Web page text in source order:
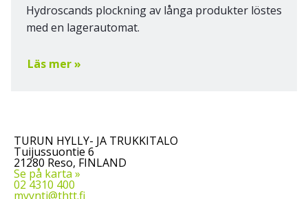
Hydroscands plockning av långa produkter löstes
med en lagerautomat.
Läs mer »
TURUN HYLLY- JA TRUKKITALO
Tuijussuontie 6
21280 Reso, FINLAND
Se på karta »
02 4310 400
myynti@thtt.fi